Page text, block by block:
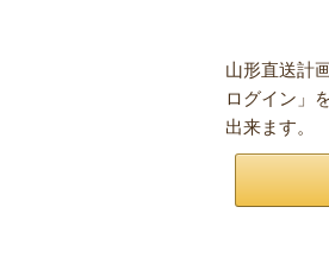
山形直送計
ログイン」
出来ます。